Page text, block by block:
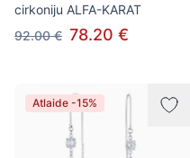
cirkoniju ALFA-KARAT
92.00 € 78.20 €
Atlaide -15%